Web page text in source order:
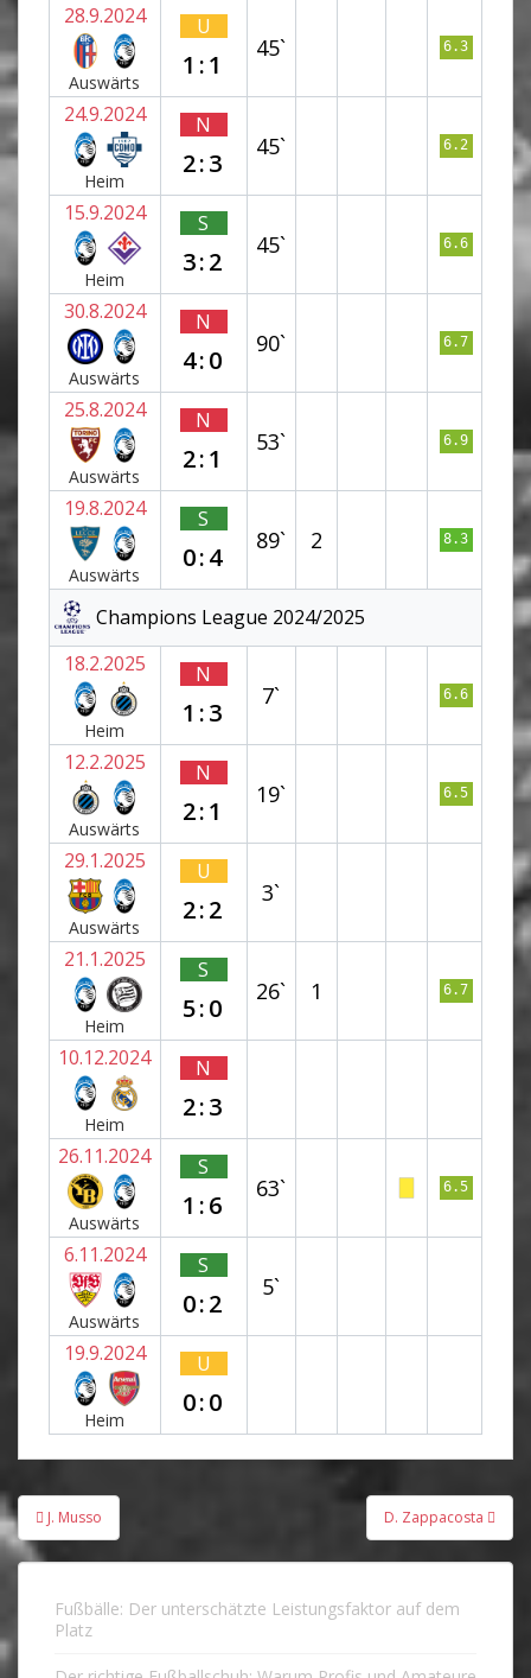
28.9.2024
Auswärts
U
1:1
45` 6.3
24.9.2024
Heim
N
2:3
45` 6.2
15.9.2024
Heim
S
3:2
45` 6.6
30.8.2024
Auswärts
N
4:0
90` 6.7
25.8.2024
Auswärts
N
2:1
53` 6.9
19.8.2024
Auswärts
S
0:4
89` 2 8.3
Champions League 2024/2025
18.2.2025
Heim
N
1:3
7` 6.6
12.2.2025
Auswärts
N
2:1
19` 6.5
29.1.2025
Auswärts
U
2:2
3`
21.1.2025
Heim
S
5:0
26` 1 6.7
10.12.2024
Heim
N
2:3
26.11.2024
Auswärts
S
1:6
63` 6.5
6.11.2024
Auswärts
S
0:2
5`
19.9.2024
Heim
U
0:0
Beitragsnavigation
J. Musso D. Zappacosta
Fußbälle: Der unterschätzte Leistungsfaktor auf dem
Platz